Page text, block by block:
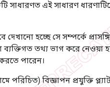
সাধারণত এই সাধারণ
হচ্ছে সে সম্পর্কে
ব্যক্তিগত তথ্য ভাগ করে নেওয়া
করতে পারেন।
পরিচিত) বিজ্ঞাপন প্রযুক্তি